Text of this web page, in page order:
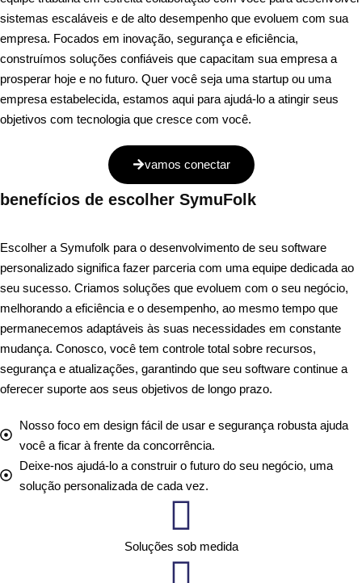
sistemas escaláveis ​​e de alto desempenho que evoluem com sua
empresa. Focados em inovação, segurança e eficiência,
construímos soluções confiáveis ​​que capacitam sua empresa a
prosperar hoje e no futuro. Quer você seja uma startup ou uma
empresa estabelecida, estamos aqui para ajudá-lo a atingir seus
objetivos com tecnologia que cresce com você.
vamos conectar
benefícios de escolher SymuFolk
Escolher a Symufolk para o desenvolvimento de seu software
personalizado significa fazer parceria com uma equipe dedicada ao
seu sucesso. Criamos soluções que evoluem com o seu negócio,
melhorando a eficiência e o desempenho, ao mesmo tempo que
permanecemos adaptáveis ​​às suas necessidades em constante
mudança. Conosco, você tem controle total sobre recursos,
segurança e atualizações, garantindo que seu software continue a
oferecer suporte aos seus objetivos de longo prazo.
Nosso foco em design fácil de usar e segurança robusta ajuda
você a ficar à frente da concorrência.
Deixe-nos ajudá-lo a construir o futuro do seu negócio, uma
solução personalizada de cada vez.
Soluções sob medida